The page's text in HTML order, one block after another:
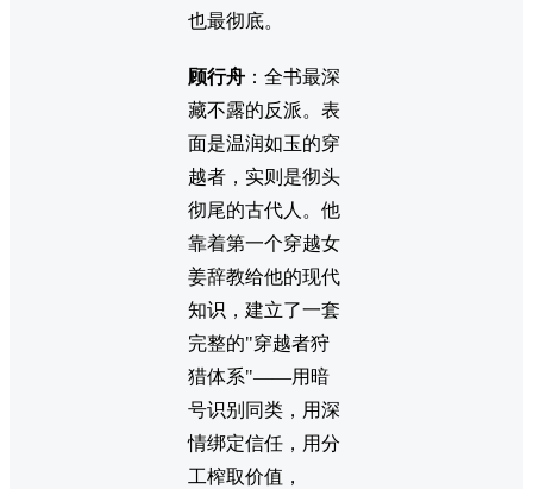
也最彻底。
顾行舟 ：全书最深
藏不露的反派。表
面是温润如玉的穿
越者，实则是彻头
彻尾的古代人。他
靠着第一个穿越女
姜辞教给他的现代
知识，建立了一套
完整的"穿越者狩
猎体系"——用暗
号识别同类，用深
情绑定信任，用分
工榨取价值，